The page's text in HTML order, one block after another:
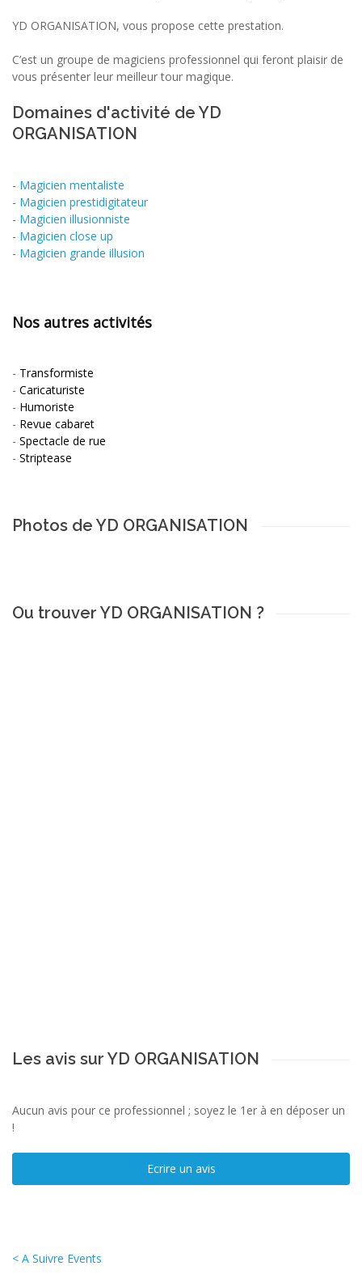
YD ORGANISATION, vous propose cette prestation.
C’est un groupe de magiciens professionnel qui feront plaisir de
vous présenter leur meilleur tour magique.
Domaines d'activité de YD
ORGANISATION
- Magicien mentaliste
- Magicien prestidigitateur
- Magicien illusionniste
- Magicien close up
- Magicien grande illusion
Nos autres activités
- Transformiste
- Caricaturiste
- Humoriste
- Revue cabaret
- Spectacle de rue
- Striptease
Photos de YD ORGANISATION
Ou trouver YD ORGANISATION ?
Les avis sur YD ORGANISATION
Aucun avis pour ce professionnel ; soyez le 1er à en déposer un
!
Ecrire un avis
< A Suivre Events